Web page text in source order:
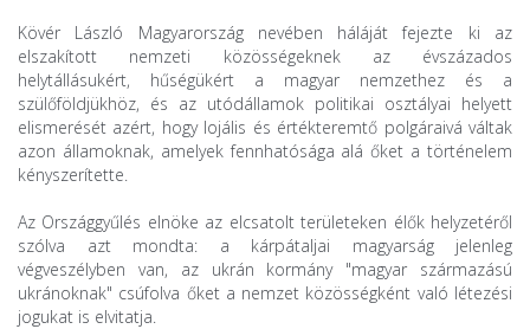
Kövér László Magyarország nevében háláját fejezte ki az
elszakított nemzeti közösségeknek az évszázados
helytállásukért, hűségükért a magyar nemzethez és a
szülőföldjükhöz, és az utódállamok politikai osztályai helyett
elismerését azért, hogy lojális és értékteremtő polgáraivá váltak
azon államoknak, amelyek fennhatósága alá őket a történelem
kényszerítette.
Az Országgyűlés elnöke az elcsatolt területeken élők helyzetéről
szólva azt mondta: a kárpátaljai magyarság jelenleg
végveszélyben van, az ukrán kormány "magyar származású
ukránoknak" csúfolva őket a nemzet közösségként való létezési
jogukat is elvitatja.